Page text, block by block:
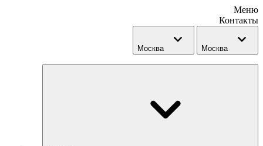
Меню
Контакты
Москва Москва